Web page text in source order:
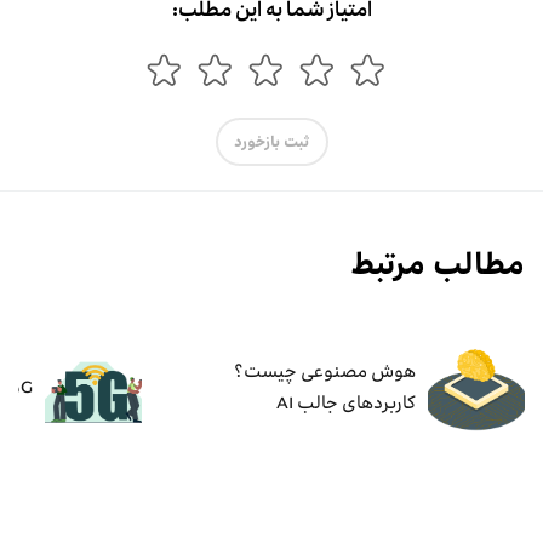
امتیاز شما به این مطلب:
ثبت بازخورد
مطالب مرتبط
هوش مصنوعی چیست؟
کاربردهای جالب AI
۵G چیست؟ مزایا و کاربردهای ۵G